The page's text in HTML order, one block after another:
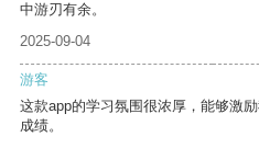
中游刃有余。
2025-09-04
游客
这款app的学习氛围很浓厚，能够激
成绩。